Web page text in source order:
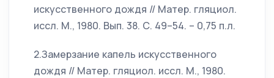
искусственного дождя // Матер. гляциол.
иссл. М., 1980. Вып. 38. С. 49–54. – 0,75 п.л.
2.Замерзание капель искусственного
дождя // Матер. гляциол. иссл. М., 1980.